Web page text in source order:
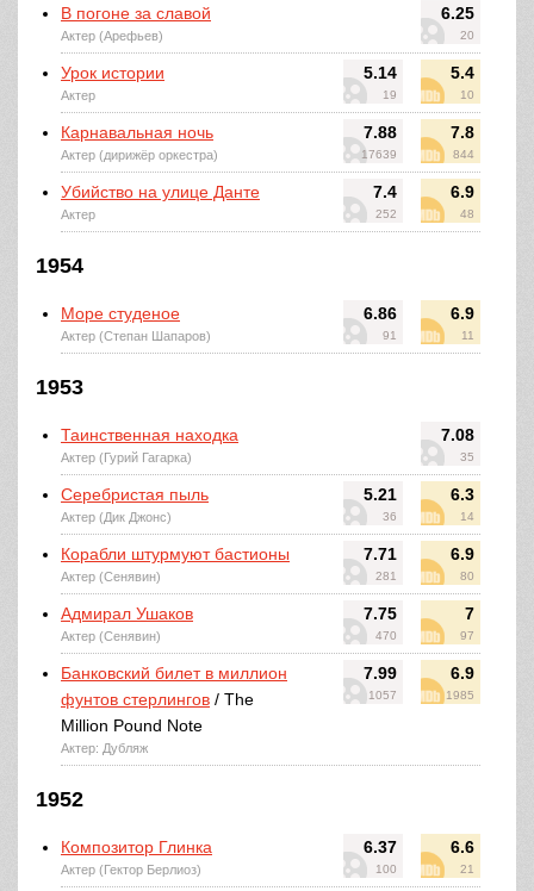
6.25
20
В погоне за славой
Актер (Арефьев)
5.14
19
5.4
10
Урок истории
Актер
7.88
17639
7.8
844
Карнавальная ночь
Актер (дирижёр оркестра)
7.4
252
6.9
48
Убийство на улице Данте
Актер
1954
6.86
91
6.9
11
Море студеное
Актер (Степан Шапаров)
1953
7.08
35
Таинственная находка
Актер (Гурий Гагарка)
5.21
36
6.3
14
Серебристая пыль
Актер (Дик Джонс)
7.71
281
6.9
80
Корабли штурмуют бастионы
Актер (Сенявин)
7.75
470
7
97
Адмирал Ушаков
Актер (Сенявин)
7.99
1057
6.9
1985
Банковский билет в миллион
фунтов стерлингов / The
Million Pound Note
Актер: Дубляж
1952
6.37
100
6.6
21
Композитор Глинка
Актер (Гектор Берлиоз)